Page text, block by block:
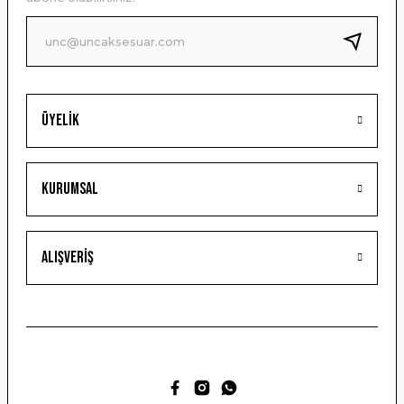
Ürün fiyatı diğer sitelerden daha pahalı.
Bu ürüne benzer farklı alternatifler olmalı.
Gönder
Üyelik
Kurumsal
Alışveriş